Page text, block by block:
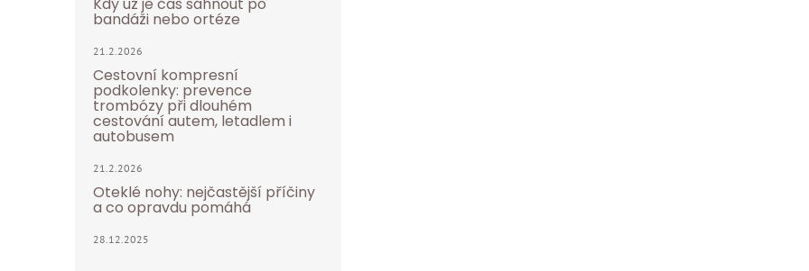
bandáži nebo ortéze
21.2.2026
Cestovní kompresní
podkolenky: prevence
trombózy při dlouhém
cestování autem, letadlem i
autobusem
21.2.2026
Oteklé nohy: nejčastější příčiny
a co opravdu pomáhá
28.12.2025